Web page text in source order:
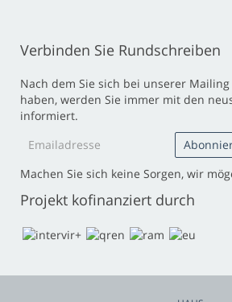
Verbinden Sie Rundschreiben
Nach dem Sie sich bei unserer
haben, werden Sie immer mit den
informiert.
Machen Sie sich keine Sorgen, wir
Projekt kofinanziert durch